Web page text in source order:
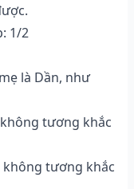
1/2
là Dần, như
tương khắc
tương khắc